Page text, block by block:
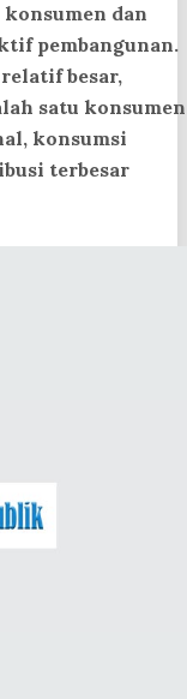
dan
pembangunan.
besar,
satu konsumen
konsumsi
terbesar